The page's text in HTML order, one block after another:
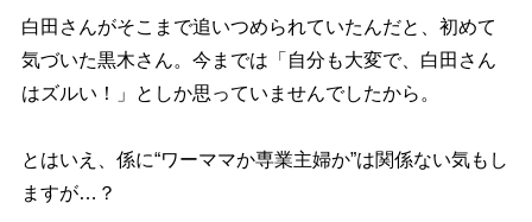
白田さんがそこまで追いつめられていたんだと、初めて
気づいた黒木さん。今までは「自分も大変で、白田さん
はズルい！」としか思っていませんでしたから。
とはいえ、係に“ワーママか専業主婦か”は関係ない気もし
ますが…？